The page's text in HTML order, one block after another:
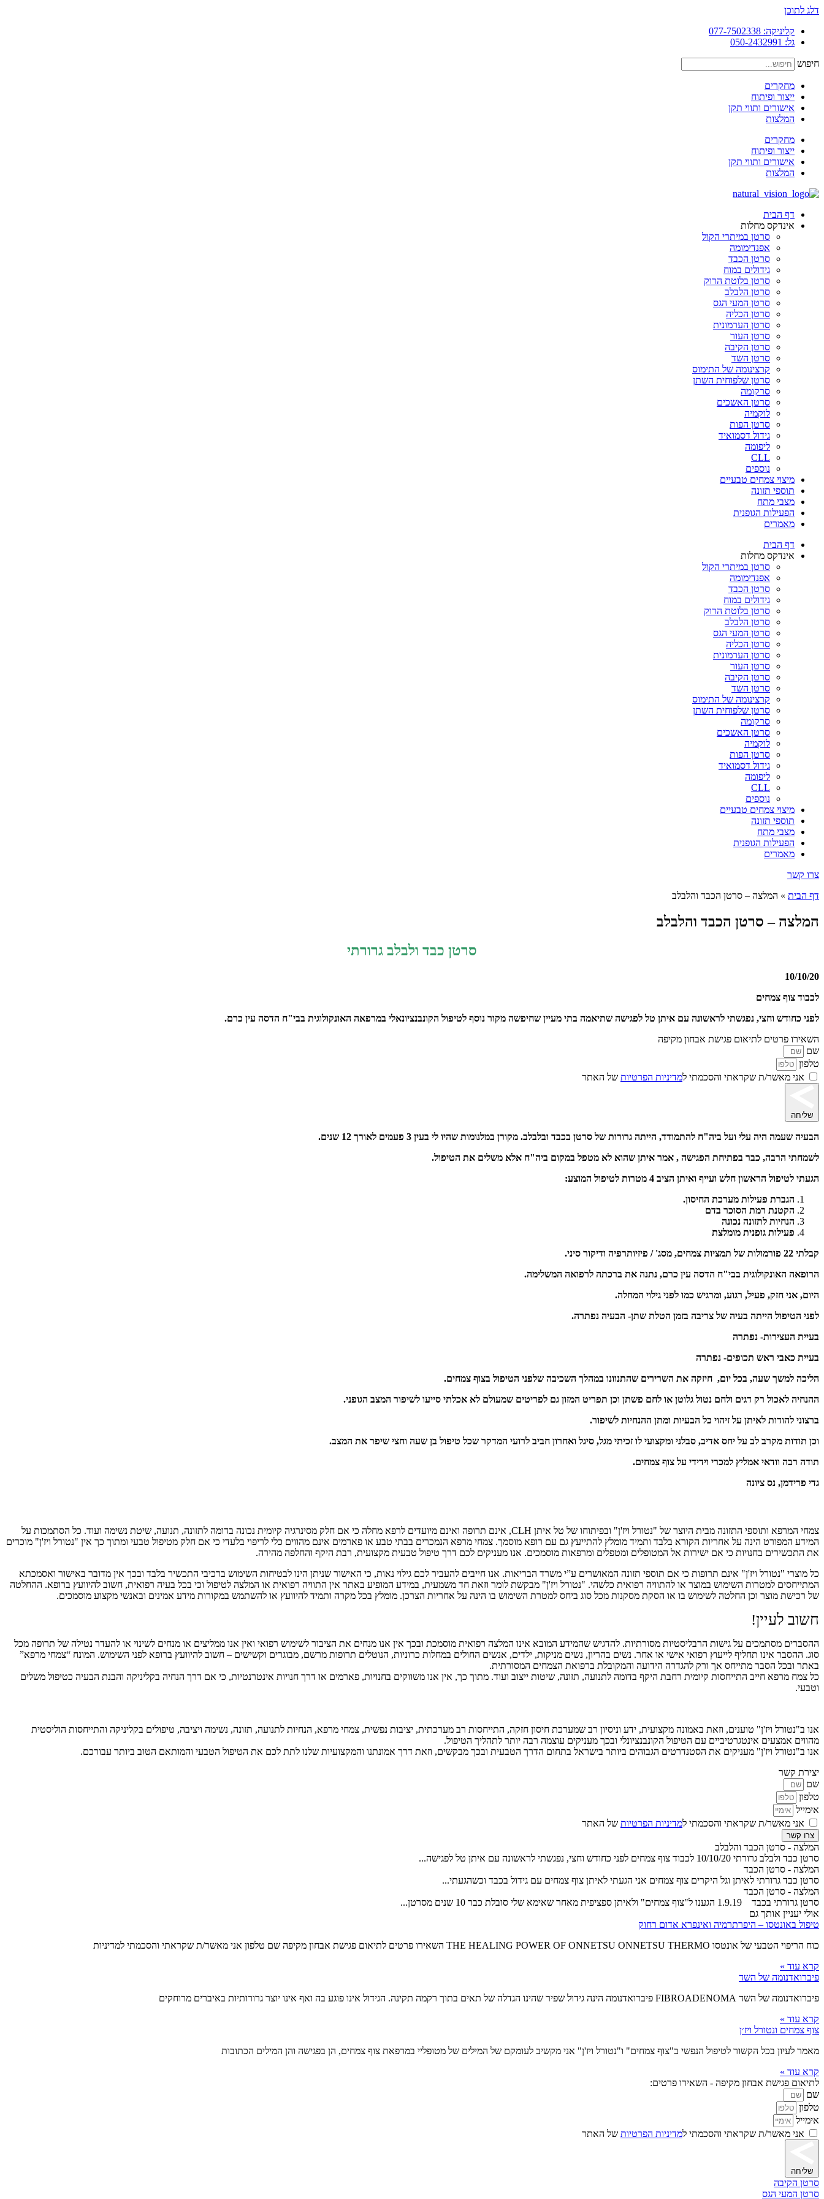
דלג לתוכן
קליניקה: 077-7502338
גל: 050-2432991
חיפוש
מחקרים
ייצור ופיתוח
אישורים ותווי תקן
המלצות
מחקרים
ייצור ופיתוח
אישורים ותווי תקן
המלצות
דף הבית
אינדקס מחלות
סרטן במיתרי הקול
אפנדימומה
סרטן הכבד
גידולים במוח
סרטן בלוטת הרוק
סרטן הלבלב
סרטן המעי הגס
סרטן הכליה
סרטן הערמונית
סרטן העור
סרטן הקיבה
סרטן השד
קרצינומה של התימוס
סרטן שלפוחית השתן
סרקומה
סרטן האשכים
לוקמיה
סרטן הפות
גידול דסמואיד
ליפומה
CLL
נוספים
מיצוי צמחים טבעיים
תוספי תזונה
מצבי מתח
הפעילות הגופנית
מאמרים
דף הבית
אינדקס מחלות
סרטן במיתרי הקול
אפנדימומה
סרטן הכבד
גידולים במוח
סרטן בלוטת הרוק
סרטן הלבלב
סרטן המעי הגס
סרטן הכליה
סרטן הערמונית
סרטן העור
סרטן הקיבה
סרטן השד
קרצינומה של התימוס
סרטן שלפוחית השתן
סרקומה
סרטן האשכים
לוקמיה
סרטן הפות
גידול דסמואיד
ליפומה
CLL
נוספים
מיצוי צמחים טבעיים
תוספי תזונה
מצבי מתח
הפעילות הגופנית
מאמרים
צרו קשר
דף הבית » המלצה – סרטן הכבד והלבלב
המלצה – סרטן הכבד והלבלב
סרטן כבד ולבלב גרורתי
10/10/20
לכבוד צוף צמחים
לפני כחודש וחצי, נפגשתי לראשונה עם איתן טל לפגישה שתיאמה בתי מעיין שחיפשה מקור נוסף לטיפול הקונבנציונאלי במרפאה האונקולוגית בבי"ח הדסה עין כרם.
השאירו פרטים לתיאום פגישת אבחון מקיפה
שם
טלפון
אני מאשר/ת שקראתי והסכמתי למדיניות הפרטיות של האתר
שליחה
הבעיה שעמה היה עלי ועל ביה"ח להתמודד, הייתה גרורות של סרטן בכבד ובלבלב. מקורן במלנומות שהיו לי בעין 3 פעמים לאורך 12 שנים.
לשמחתי הרבה, כבר בפתיחת הפגישה , אמר איתן שהוא לא מטפל במקום ביה"ח אלא משלים את הטיפול.
הגעתי לטיפול הראשון חלש ועייף ואיתן הציב 4 מטרות לטיפול המוצע:
הגברת פעילות מערכת החיסון.
הקטנת רמת הסוכר בדם
הנחיות לתזונה נכונה
פעילות גופנית מומלצת
קבלתי 22 פורמולות של תמציות צמחים, מסג' / פיזיותרפיה ודיקור סיני.
הרופאה האונקולוגית בבי"ח הדסה עין כרם, נתנה את ברכתה לרפואה המשלימה.
היום, אני חזק, פעיל, רגוע, ומרגיש כמו לפני גילוי המחלה.
לפני הטיפול הייתה בעיה של צריבה בזמן הטלת שתן- הבעיה נפתרה.
בעיית העצירות- נפתרה
בעיית כאבי ראש תכופים- נפתרה
הליכה למשך שעה, בכל יום, חיזקה את השרירים שהתנוונו במהלך השכיבה שלפני הטיפול בצוף צמחים.
ההנחיה לאכול רק דגים ולחם נטול גלוטן או לחם פשתן וכן תפריט המזון גם לפריטים שמעולם לא אכלתי סייעו לשיפור המצב הגופני.
ברצוני להודות לאיתן על זיהוי כל הבעיות ומתן ההנחיות לשיפור.
וכן תודות מקרב לב על יחס אדיב, סבלני ומקצועי לו זכיתי מגל, סיגל ואחרון חביב לרועי המדקר שכל טיפול בן שעה וחצי שיפר את המצב.
תודה רבה וודאי אמליץ למכרי וידידי על צוף צמחים.
גדי פרידמן, נס ציונה
צמחי המרפא ותוספי התזונה מבית היוצר של "נטורל ויז'ן" ובפיתוחו של טל איתן CLH, אינם תרופה ואינם מיועדים לרפא מחלה כי אם חלק מסינרגיה קיומית נכונה בדומה לתזונה, תנועה, שיטת נשימה ועוד. כל הסתמכות על
המידע המפורט הינה על אחריות הקורא בלבד ותמיד מומלץ להתייעץ גם עם רופא מוסמך. צמחי מרפא הנמכרים בבתי טבע או פארמים אינם מהווים כלי לריפוי בלעדי כי אם חלק מטיפול טבעי ומתוך כך אין "נטורל ויז'ן" מוכרים
את התכשירים בחנויות כי אם ישירות אל המטופלים ומטפלים ומרפאות מוסמכים. אנו מעניקים לכם דרך טיפול טבעית מקצועית, רבת היקף והחלפה מהירה.
כל מוצרי "נטורל ויז'ן" אינם תרופות כי אם תוספי תזונה המאושרים ע”י משרד הבריאות. אנו חייבים להעביר לכם גילוי נאות, כי האישור שניתן הינו לבטיחות השימוש ברכיבי התכשיר בלבד ובכך אין מדובר באישור ואסמכתא
המתייחסים למטרות השימוש במוצר או להתוויה רפואית כלשהי. "נטורל ויז'ן" מבקשת לומר וזאת חד משמעית, במידע המופיע באתר אין התוויה רפואית או המלצה לטיפול וכי בכל בעיה רפואית, חשוב להיוועץ ברופא. ההחלטה
של רכישת מוצר וכן החלטה לשימוש בו או הסקת מסקנות מכל סוג ביחס למטרת השימוש בו הינה על אחריות הצרכן. מומלץ בכל מקרה ותמיד להיוועץ או להשתמש במקורות מידע אמינים ובאנשי מקצוע מוסמכים.
חשוב לעיין!
ההסברים מסתמכים על גישות הרבליסטיות מסורתיות. להדגיש שהמידע המובא אינו המלצה רפואית מוסמכת ובכך אין אנו מנחים את הציבור לשימוש רפואי ואין אנו ממליצים או מנחים לשינוי או להעדר נטילה של תרופה מכל
סוג. ההסבר אינו תחליף לייעוץ רפואי אישי או אחר. נשים בהריון, נשים מניקות, ילדים, אנשים החולים במחלות כרוניות, הנוטלים תרופות מרשם, מבוגרים וקשישים – חשוב להיוועץ ברופא לפני השימוש. המונח “צמחי מרפא”
באתר ובכל הסבר מתייחס אך ורק להגדרה הידועה והמקובלת ברפואת הצמחים המסורתית.
כל צמח מרפא חייב התייחסות קיומית רחבת היקף בדומה לתנועה, תזונה, שיטות ייצוב ועוד. מתוך כך, אין אנו משווקים בחנויות, פארמים או דרך חנויות אינטרנטיות, כי אם דרך הנחיה בקליניקה והבנת הבעיה כטיפול משלים
וטבעי.
אנו ב"נטורל ויז'ן" טוענים, וזאת באמונה מקצועית, ידע וניסיון רב שמערכת חיסון חזקה, התייחסות רב מערכתית, יציבות נפשית, צמחי מרפא, הנחיות לתנועה, תזונה, נשימה ויציבה, טיפולים בקליניקה והתייחסות הוליסטית
מהווים אמצעים אינטגרטיביים עם הטיפול הקונבנציונלי ובכך מעניקים עוצמה רבה יותר לתהליך הטיפול.
אנו ב"נטורל ויז'ן" מעניקים את הסטנדרטים הגבוהים ביותר בישראל בתחום הדרך הטבעית ובכך מבקשים, וזאת דרך אמונתנו והמקצועיות שלנו לתת לכם את הטיפול הטבעי והמותאם הטוב ביותר עבורכם.
יצירת קשר
שם
טלפון
אימייל
אני מאשר/ת שקראתי והסכמתי למדיניות הפרטיות של האתר
צרו קשר
המלצה - סרטן הכבד והלבלב
סרטן כבד ולבלב גרורתי 10/10/20 לכבוד צוף צמחים לפני כחודש וחצי, נפגשתי לראשונה עם איתן טל לפגישה...
המלצה - סרטן הכבד
סרטן כבד גרורתי לאיתן וגל היקרים צוף צמחים אני הגעתי לאיתן צוף צמחים עם גידול בכבד וכשהגעתי...
המלצה - סרטן הכבד
סרטן גרורתי בכבד 1.9.19 הגענו ל"צוף צמחים" ולאיתן ספציפית מאחר שאימא שלי סובלת כבר 10 שנים מסרטן...
אולי יעניין אותך גם
טיפול באונטסו – היפרתרמיה ואינפרא אדום רחוק
כוח הריפוי הטבעי של אונטסו THE HEALING POWER OF ONNETSU ONNETSU THERMO השאירו פרטים לתיאום פגישת אבחון מקיפה שם טלפון אני מאשר/ת שקראתי והסכמתי למדיניות
קרא עוד »
פיברואדנומה של השד
פיברואדנומה של השד FIBROADENOMA פיברואדנומה הינה גידול שפיר שהינו הגדלה של תאים בתוך רקמה תקינה. הגידול אינו פוגע בה ואף אינו יוצר גרורותיות באיברים מרוחקים
קרא עוד »
צוף צמחים ונטורל ויז׳ן
מאמר לעיון בכל הקשור לטיפול הנפשי ב"צוף צמחים" ו"נטורל ויז'ן" אני מקשיב לעומקם של המילים של מטופליי במרפאת צוף צמחים, הן בפגישה והן המילים הכתובות
קרא עוד »
לתיאום פגישת אבחון מקיפה - השאירו פרטים:
שם
טלפון
אימייל
אני מאשר/ת שקראתי והסכמתי למדיניות הפרטיות של האתר
שליחה
סרטן הקיבה
סרטן המעי הגס